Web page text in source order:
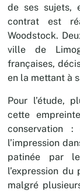
de ses sujets,
contrat est
Woodstock.
ville de
françaises,
en la mettant à
Pour l’étude,
cette
conservation
l’impression
patinée par
l’expression
malgré